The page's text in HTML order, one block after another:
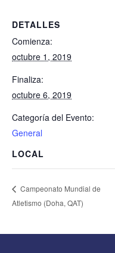
DETALLES
Comienza:
octubre 1, 2019
Finaliza:
octubre 6, 2019
Categoría del Evento:
General
LOCAL
Campeonato Mundial de
Atletismo (Doha, QAT)